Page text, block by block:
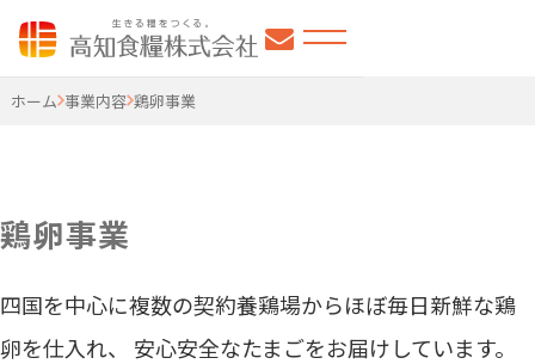
高知食糧株式会社
ホーム 事業内容 鶏卵事業
鶏卵事業
四国を中心に複数の契約養鶏場からほぼ毎日新鮮な鶏
卵を仕入れ、
安心安全なたまごをお届けしています。